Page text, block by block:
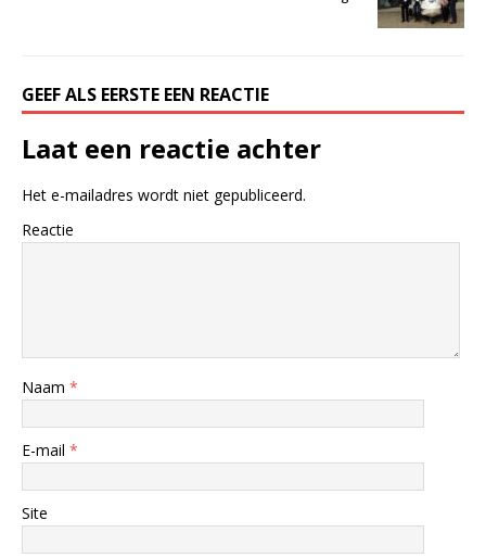
GEEF ALS EERSTE EEN REACTIE
Laat een reactie achter
Het e-mailadres wordt niet gepubliceerd.
Reactie
Naam *
E-mail *
Site